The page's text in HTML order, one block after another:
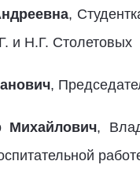
,
и Н.Г. Столетовых
,
Михайлович,